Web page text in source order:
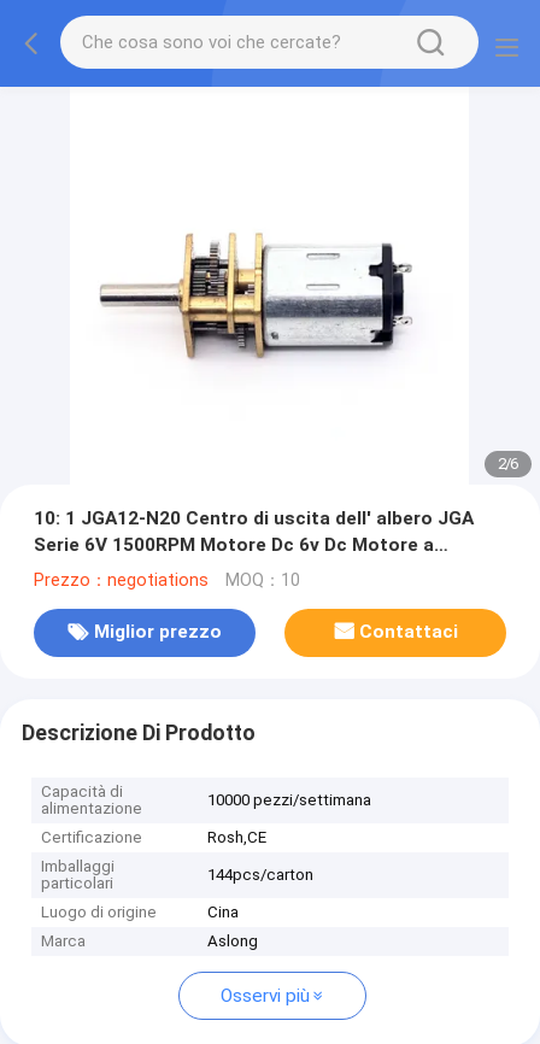
2/6
10: 1 JGA12-N20 Centro di uscita dell' albero JGA
Serie 6V 1500RPM Motore Dc 6v Dc Motore a
ingranaggi 6v
Prezzo：negotiations MOQ：10
Miglior prezzo Contattaci
Descrizione Di Prodotto
Capacità di
alimentazione
10000 pezzi/settimana
Certificazione
Rosh,CE
Imballaggi
particolari
144pcs/carton
Luogo di origine
Cina
Marca
Aslong
Osservi più